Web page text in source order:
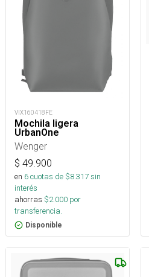
VIX160418FE
Mochila ligera
UrbanOne
Wenger
$ 49.900
en 6cuotas de $8.317sin
interés
ahorras $2.000 por
transferencia.
Disponible